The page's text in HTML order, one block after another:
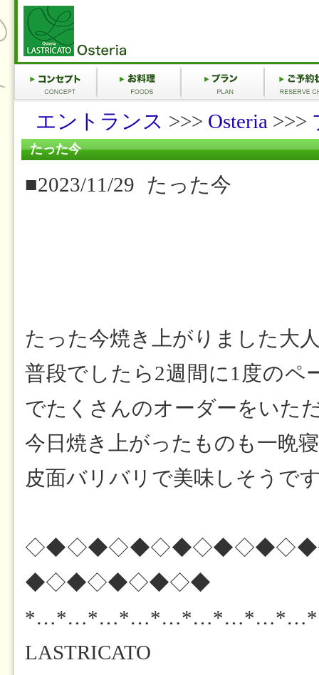
エントランス >>> Osteria >>>
たった今
■2023/11/29 たった今
たった今焼き上がりました大
普段でしたら2週間に1度のペ
でたくさんのオーダーをいた
今日焼き上がったものも一晩
皮面バリバリで美味しそうで
◆◇◆◇◆◇◆◇◆
LASTRICATO